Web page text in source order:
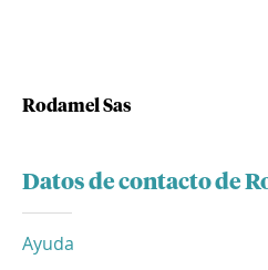
Rodamel Sas
Datos de contacto de
Ayuda